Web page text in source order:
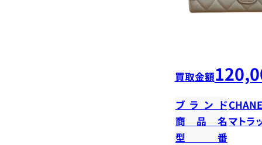
買取金額
ブランド
商品名マト
型番